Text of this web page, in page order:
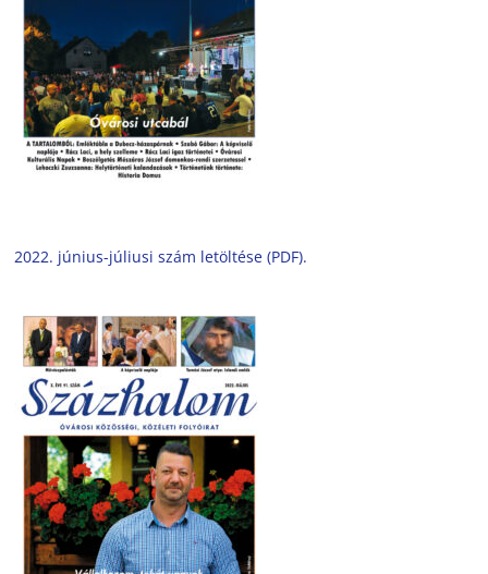
2022. június-júliusi szám letöltése (PDF).